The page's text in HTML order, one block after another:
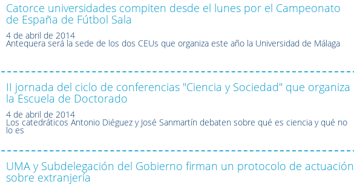
Catorce universidades compiten desde el lunes por el Campeonato
de España de Fútbol Sala
4 de abril de 2014
Antequera será la sede de los dos CEUs que organiza este año la Universidad de Málaga
II jornada del ciclo de conferencias "Ciencia y Sociedad" que organiza
la Escuela de Doctorado
4 de abril de 2014
Los catedráticos Antonio Diéguez y José Sanmartín debaten sobre qué es ciencia y qué no
lo es
UMA y Subdelegación del Gobierno firman un protocolo de actuación
sobre extranjería